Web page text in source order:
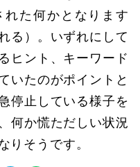
た何かとなります
る）。いずれにして
ヒント、キーワード
いたのがポイントと
停止している様子を
何か慌ただしい状況
りそうです。